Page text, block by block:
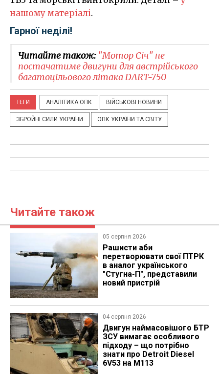
нашому матеріалі.
Гарної неділі!
Читайте також: "Мотор Січ" не
постачатиме двигуни для австрійського
багатоцільового літака DART-750
ТЕГИ АНАЛІТИКА ОПК ВІЙСЬКОВІ НОВИНИ
ЗБРОЙНІ СИЛИ УКРАЇНИ ОПК УКРАЇНИ ТА СВІТУ
Читайте також
05 серпня 2026
Рашисти аби
перетворювати свої ПТРК
в аналог українського
"Стугна-П", представили
новий пристрій
04 серпня 2026
​Двигун наймасовішого БТР
ЗСУ вимагає особливого
підходу – що потрібно
знати про Detroit Diesel
6V53 на M113